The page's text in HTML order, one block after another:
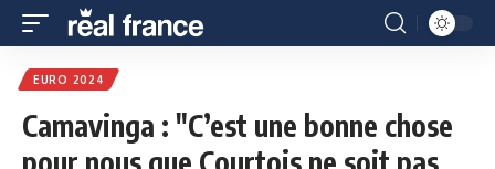
EURO 2024
Camavinga : "C’est une bonne chose